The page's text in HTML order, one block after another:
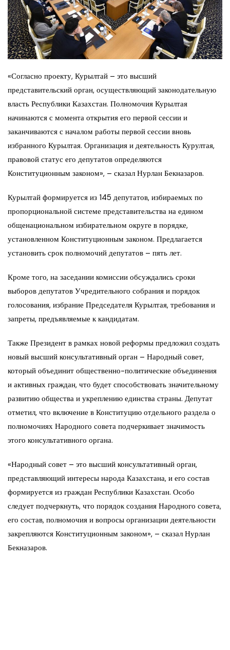
«Согласно проекту, Курылтай – это высший
представительский орган, осуществляющий законодательную
власть Республики Казахстан. Полномочия Курылтая
начинаются с момента открытия его первой сессии и
заканчиваются с началом работы первой сессии вновь
избранного Курылтая. Организация и деятельность Курултая,
правовой статус его депутатов определяются
Конституционным законом», – сказал Нурлан Бекназаров.
Курылтай формируется из 145 депутатов, избираемых по
пропорциональной системе представительства на едином
общенациональном избирательном округе в порядке,
установленном Конституционным законом. Предлагается
установить срок полномочий депутатов – пять лет.
Кроме того, на заседании комиссии обсуждались сроки
выборов депутатов Учредительного собрания и порядок
голосования, избрание Председателя Курылтая, требования и
запреты, предъявляемые к кандидатам.
Также Президент в рамках новой реформы предложил создать
новый высший консультативный орган – Народный совет,
который объединит общественно-политические объединения
и активных граждан, что будет способствовать значительному
развитию общества и укреплению единства страны. Депутат
отметил, что включение в Конституцию отдельного раздела о
полномочиях Народного совета подчеркивает значимость
этого консультативного органа.
«Народный совет – это высший консультативный орган,
представляющий интересы народа Казахстана, и его состав
формируется из граждан Республики Казахстан. Особо
следует подчеркнуть, что порядок создания Народного совета,
его состав, полномочия и вопросы организации деятельности
закрепляются Конституционным законом», – сказал Нурлан
Бекназаров.